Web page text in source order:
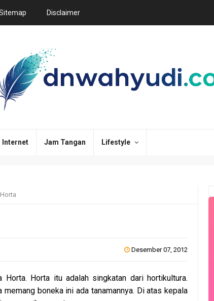
Disclaimer
Internet Jam Tangan Lifestyle
Desember 07, 2012
Horta. Horta itu adalah singkatan dari hortikultura.
memang boneka ini ada tanamannya. Di atas kepala